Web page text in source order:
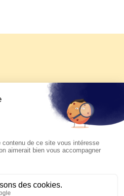
d'été 2026 de KTO
pastorale du pape Léon
Assise à suivre sur KTO le
août
en Uruguay, Argentine et
du 6 au 17 novembre 2026